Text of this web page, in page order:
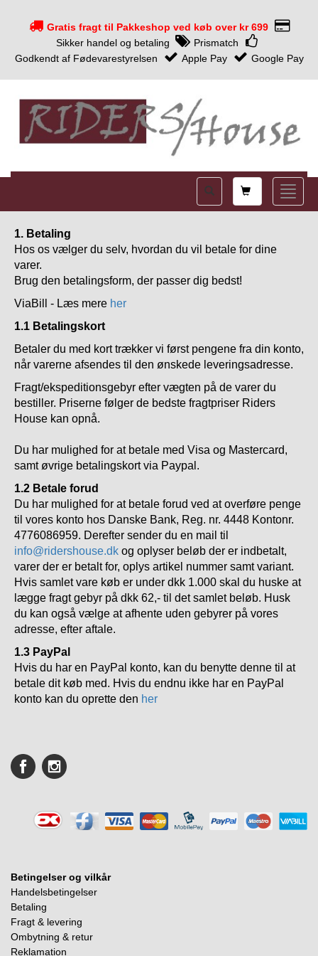
Gratis fragt til Pakkeshop ved køb over kr 699
Sikker handel og betaling
Prismatch
Godkendt af Fødevarestyrelsen
Apple Pay Google Pay
Toggle
Shopping
card
1. Betaling
Hos os vælger du selv, hvordan du vil betale for dine
varer.
Brug den betalingsform, der passer dig bedst!
ViaBill - Læs mere her
1.1 Betalingskort
Betaler du med kort trækker vi først pengene fra din konto,
når varerne afsendes til den ønskede leveringsadresse.
Fragt/ekspeditionsgebyr efter vægten på de varer du
bestiller. Priserne følger de bedste fragtpriser Riders
House kan opnå.
Du har mulighed for at betale med Visa og Mastercard,
samt øvrige betalingskort via Paypal.
1.2 Betale forud
Du har mulighed for at betale forud ved at overføre penge
til vores konto hos Danske Bank, Reg. nr. 4448 Kontonr.
4776086959. Derefter sender du en mail til
info@ridershouse.dk og oplyser beløb der er indbetalt,
varer der er betalt for, oplys artikel nummer samt variant.
Hvis samlet vare køb er under dkk 1.000 skal du huske at
lægge fragt gebyr på dkk 62,- til det samlet beløb. Husk
du kan også vælge at afhente uden gebyrer på vores
adresse, efter aftale.
1.3 PayPal
Hvis du har en PayPal konto, kan du benytte denne til at
betale dit køb med. Hvis du endnu ikke har en PayPal
konto kan du oprette den her
Betingelser og vilkår
Handelsbetingelser
Betaling
Fragt & levering
Ombytning & retur
Reklamation